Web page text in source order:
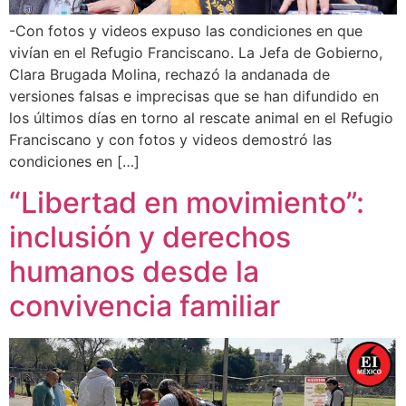
-Con fotos y videos expuso las condiciones en que
vivían en el Refugio Franciscano. La Jefa de Gobierno,
Clara Brugada Molina, rechazó la andanada de
versiones falsas e imprecisas que se han difundido en
los últimos días en torno al rescate animal en el Refugio
Franciscano y con fotos y videos demostró las
condiciones en […]
“Libertad en movimiento”:
inclusión y derechos
humanos desde la
convivencia familiar